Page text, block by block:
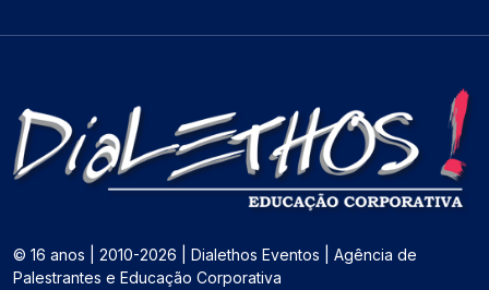
© 16 anos | 2010-2026 | Dialethos Eventos | Agência de
Palestrantes e Educação Corporativa